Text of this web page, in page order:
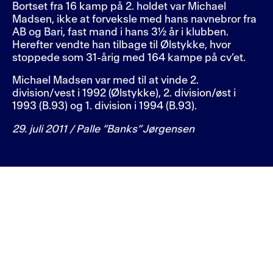
Bortset fra 16 kamp på 2. holdet var Michael
Madsen, ikke at forveksle med hans navnebror fra
AB og Bari, fast mand i hans 3½ år i klubben.
Herefter vendte han tilbage til Ølstykke, hvor
stoppede som 31-årig med 164 kampe på cv’et.
Michael Madsen var med til at vinde 2.
division/vest i 1992 (Ølstykke), 2. division/øst i
1993 (B.93) og 1. division i 1994 (B.93).
29. juli 2011 / Palle ”Banks” Jørgensen